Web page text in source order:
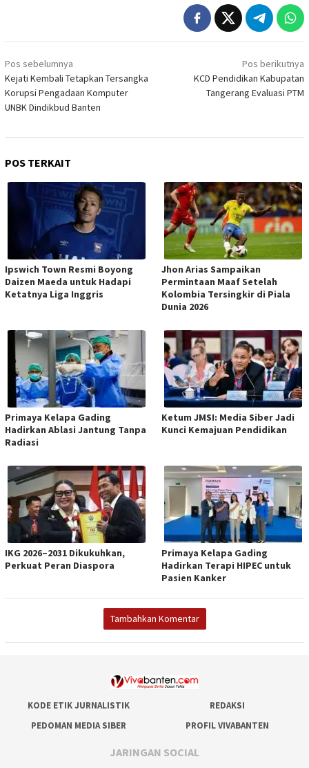
Navigasi
pos
Pos sebelumnya
Kejati Kembali Tetapkan Tersangka
Korupsi Pengadaan Komputer
UNBK Dindikbud Banten
Pos berikutnya
KCD Pendidikan Kabupatan
Tangerang Evaluasi PTM
POS TERKAIT
Ipswich Town Resmi Boyong
Daizen Maeda untuk Hadapi
Ketatnya Liga Inggris
Jhon Arias Sampaikan
Permintaan Maaf Setelah
Kolombia Tersingkir di Piala
Dunia 2026
Primaya Kelapa Gading
Hadirkan Ablasi Jantung Tanpa
Radiasi
Ketum JMSI: Media Siber Jadi
Kunci Kemajuan Pendidikan
IKG 2026–2031 Dikukuhkan,
Perkuat Peran Diaspora
Primaya Kelapa Gading
Hadirkan Terapi HIPEC untuk
Pasien Kanker
Tambahkan Komentar
KODE ETIK JURNALISTIK
REDAKSI
PEDOMAN MEDIA SIBER
PROFIL VIVABANTEN
JARINGAN SOCIAL